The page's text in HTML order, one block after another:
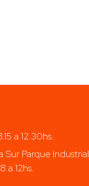
a 12.30hs.
Parque Industrial
a 12hs.